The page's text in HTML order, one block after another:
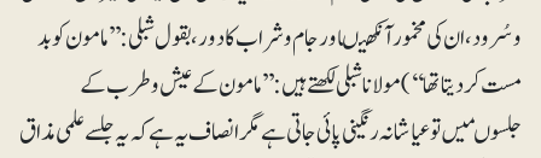
وسُرود،ان کی مخمور آنکھیںاور جام و شراب کا دور، بقول شبلی: ’’مامون کو بد
مست کردیتا تھا‘‘) مولانا شبلی لکھتے ہیں: ’’مامون کے عیش و طرب کے
جلسوںمیں تو عیاشانہ رنگینی پائی جاتی ہے مگر انصاف یہ ہے کہ یہ جلسے علمی مذاق